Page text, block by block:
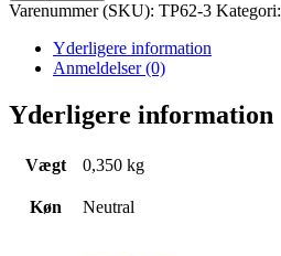
FMB
antal
Varenummer (SKU): TP62-3 Kategori:
Yderligere information
Anmeldelser (0)
Yderligere information
Vægt 0,350 kg
Køn Neutral